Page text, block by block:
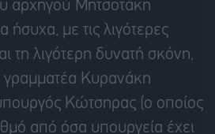
αρχηγού Μητσοτάκη
ήσυχα, με τις λιγότερες
τη λιγότερη δυνατή σκόνη,
Κυρανάκη
Κώτσηρας (ο οποίος
από όσα υπουργεία έχει